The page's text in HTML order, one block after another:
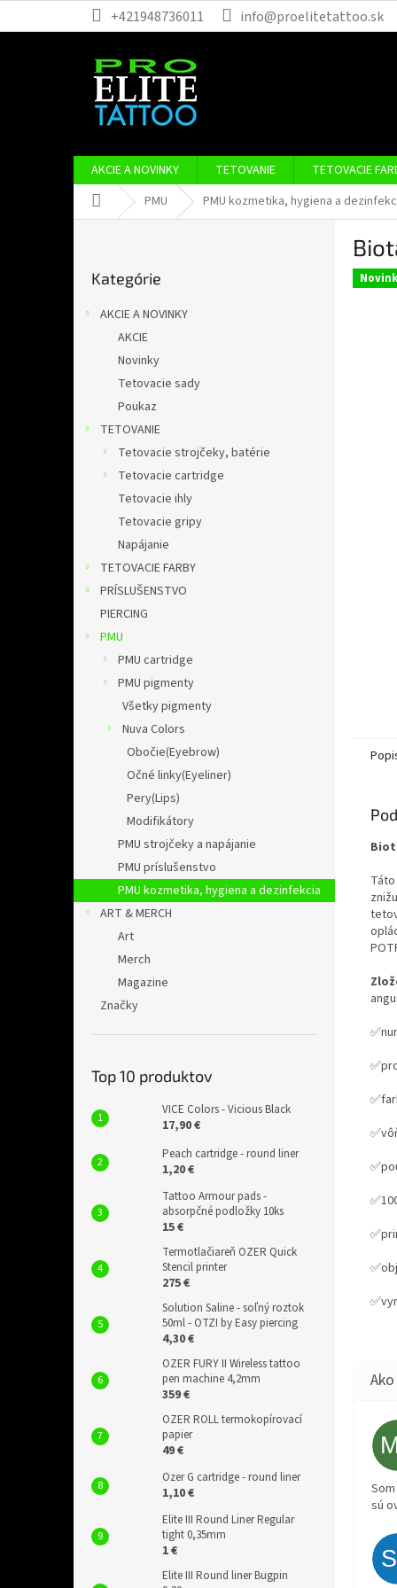
+421948736011 info@proelitetattoo.sk
AKCIE A NOVINKY TETOVANIE TETOVACIE
DomovPMU PMU kozmetika, hygiena a
kategórie
Kategórie
AKCIE A NOVINKY
AKCIE
Novinky
Tetovacie sady
Poukaz
TETOVANIE
Tetovacie strojčeky, batérie
Tetovacie cartridge
Tetovacie ihly
Tetovacie gripy
Napájanie
TETOVACIE FARBY
PRÍSLUŠENSTVO
PIERCING
PMU
PMU cartridge
PMU pigmenty
Všetky pigmenty
Nuva Colors
Obočie(Eyebrow)
Očné linky(Eyeliner)
Pery(Lips)
Modifikátory
PMU strojčeky a napájanie
PMU príslušenstvo
PMU kozmetika, hygiena a dezinfekcia
ART & MERCH
Art
Merch
Magazine
Značky
Top 10 produktov
VICE Colors - Vicious Black
17,90 €
Peach cartridge - round liner
1,20 €
Tattoo Armour pads -
absorpčné podložky 10ks
15 €
Termotlačiareň OZER Quick
Stencil printer
275 €
Solution Saline - soľný roztok
50ml - OTZI by Easy piercing
4,30 €
OZER FURY II Wireless tattoo
pen machine 4,2mm
359 €
OZER ROLL termokopírovací
papier
49 €
Ozer G cartridge - round liner
1,10 €
Elite III Round Liner Regular
tight 0,35mm
1 €
Elite III Round liner Bugpin
sú